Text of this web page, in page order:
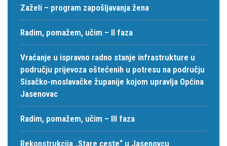
Zaželi – program zapošljavanja žena
Radim, pomažem, učim – II faza
Vraćanje u ispravno radno stanje infrastrukture u
području prijevoza oštećenih u potresu na području
Sisačko-moslavačke županije kojom upravlja Općina
Jasenovac
Radim, pomažem, učim – III faza
Rekonstrukcija „Stare ceste“ u Jasenovcu